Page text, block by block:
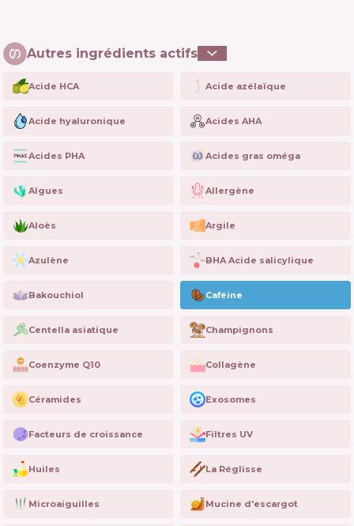
Autres ingrédients actifs
Acide HCA Acide azélaïque
Acide hyaluronique Acides AHA
Acides PHA Acides gras oméga
Algues Allergène
Aloès Argile
Azulène BHA Acide salicylique
Bakouchiol Caféine
Centella asiatique Champignons
Coenzyme Q10 Collagène
Céramides Exosomes
Facteurs de croissance Filtres UV
Huiles La Réglisse
Microaiguilles Mucine d'escargot